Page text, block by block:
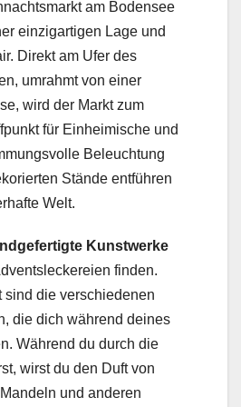
am Bodensee
einzigartigen Lage und
Direkt am Ufer des
umrahmt von einer
wird der Markt zum
für Einheimische und
Beleuchtung
Stände entführen
Welt.
Kunstwerke
finden.
sind die verschiedenen
die dich während deines
Während du durch die
wirst du den Duft von
und anderen